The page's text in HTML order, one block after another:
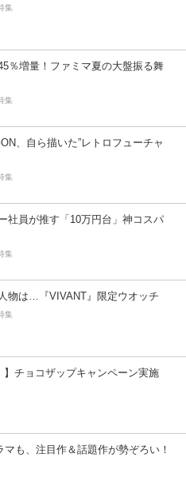
集
％増量！ファミマ夏の大盤振る舞
集
、自ら描いた”レトロフューチャ
集
社員が推す「10万円台」神コスパ
集
物は…『VIVANT』限定ウオッチ
集
】チョコザップキャンペーン実施
マも、注目作＆話題作が勢ぞろい！